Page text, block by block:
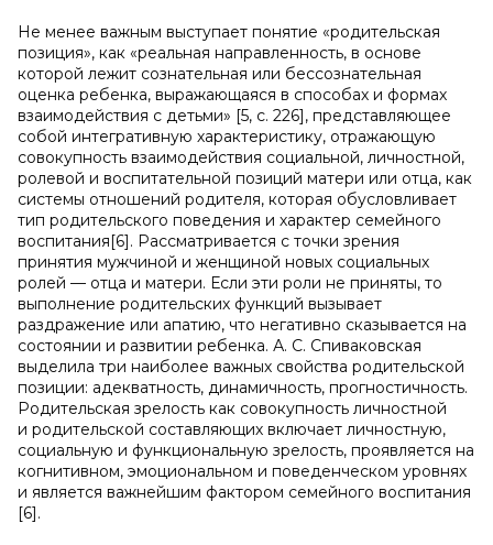
Не менее важным выступает понятие «родительская
позиция», как «реальная направленность, в основе
которой лежит сознательная или бессознательная
оценка ребенка, выражающаяся в способах и формах
взаимодействия с детьми» [5, с. 226], представляющее
собой интегративную характеристику, отражающую
совокупность взаимодействия социальной, личностной,
ролевой и воспитательной позиций матери или отца, как
системы отношений родителя, которая обусловливает
тип родительского поведения и характер семейного
воспитания[6]. Рассматривается с точки зрения
принятия мужчиной и женщиной новых социальных
ролей — отца и матери. Если эти роли не приняты, то
выполнение родительских функций вызывает
раздражение или апатию, что негативно сказывается на
состоянии и развитии ребенка. А. С. Спиваковская
выделила три наиболее важных свойства родительской
позиции: адекватность, динамичность, прогностичность.
Родительская зрелость как совокупность личностной
и родительской составляющих включает личностную,
социальную и функциональную зрелость, проявляется на
когнитивном, эмоциональном и поведенческом уровнях
и является важнейшим фактором семейного воспитания
[6].